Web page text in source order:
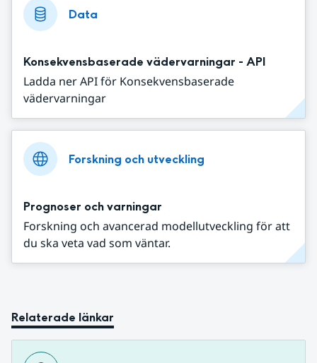
Data
Konsekvensbaserade vädervarningar - API
Ladda ner API för Konsekvensbaserade
vädervarningar
Forskning och utveckling
Prognoser och varningar
Forskning och avancerad modellutveckling för att
du ska veta vad som väntar.
Relaterade länkar